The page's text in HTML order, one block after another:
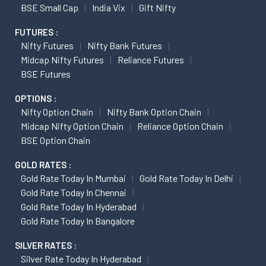
BSE Small Cap
India Vix Gift Nifty
FUTURES :
Nifty Futures
Nifty Bank Futures
Midcap Nifty Futures
Reliance Futures
BSE Futures
OPTIONS :
Nifty Option Chain
Nifty Bank Option Chain
Midcap Nifty Option Chain
Reliance Option Chain
BSE Option Chain
GOLD RATES :
Gold Rate Today In Mumbai
Gold Rate Today In Delhi
Gold Rate Today In Chennai
Gold Rate Today In Hyderabad
Gold Rate Today In Bangalore
SILVER RATES :
Silver Rate Today In Hyderabad